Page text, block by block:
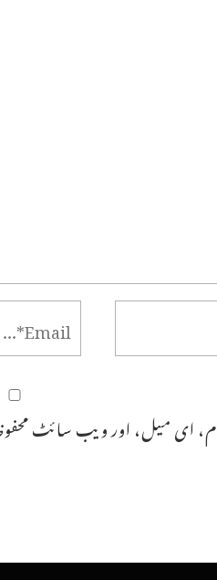
ای میل، اور ویب سائٹ